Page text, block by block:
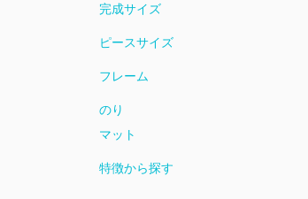
完成サイズ
ピースサイズ
フレーム
のり
マット
特徴から探す